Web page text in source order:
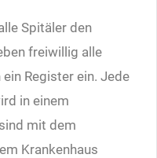
Spitäler den
freiwillig alle
Register ein. Jede
in einem
mit dem
Krankenhaus